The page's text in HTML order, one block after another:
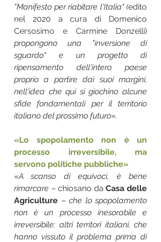
"Manifesto per riabitare l'Italia" (edito
nel 2020 a cura di Domenico
Cersosimo e Carmine Donzelli)
propongono una "inversione di
sguardo" e un progetto di
ripensamento dell'intero paese
proprio a partire dai suoi margini,
nell'idea che qui si giochino alcune
sfide fondamentali per il territorio
italiano del prossimo futuro».
«Lo spopolamento non è un
processo irreversibile, ma
servono politiche pubbliche»
«A scanso di equivoci, è bene
rimarcare – chiosano da Casa delle
Agriculture – che lo spopolamento
non è un processo inesorabile e
irreversibile: altri territori italiani, che
hanno vissuto il problema prima di